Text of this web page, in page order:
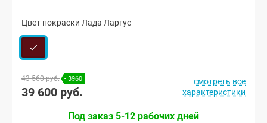
Цвет покраски Лада Ларгус
43 560 руб. - 3960
39 600 руб.
смотреть все
характеристики
Под заказ 5-12 рабочих дней